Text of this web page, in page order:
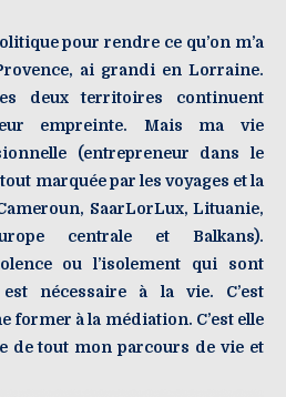
pour rendre ce qu’on m’a
ai grandi en Lorraine.
deux territoires continuent
empreinte. Mais ma vie
(entrepreneur dans le
marquée par les voyages et la
SaarLorLux, Lituanie,
centrale et Balkans).
ou l’isolement qui sont
nécessaire à la vie. C’est
former à la médiation. C’est elle
de tout mon parcours de vie et